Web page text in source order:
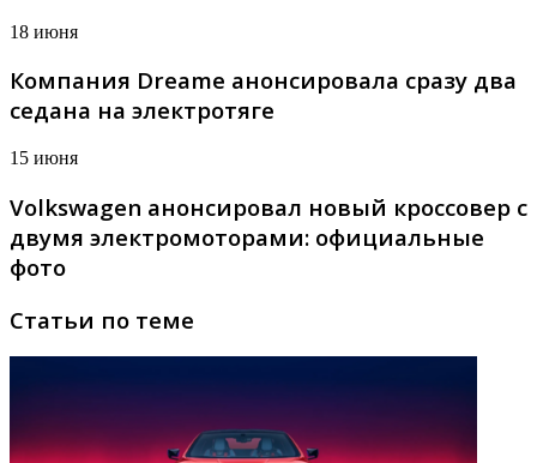
18 июня
Компания Dreame анонсировала сразу два
седана на электротяге
15 июня
Volkswagen анонсировал новый кроссовер с
двумя электромоторами: официальные
фото
Статьи по теме